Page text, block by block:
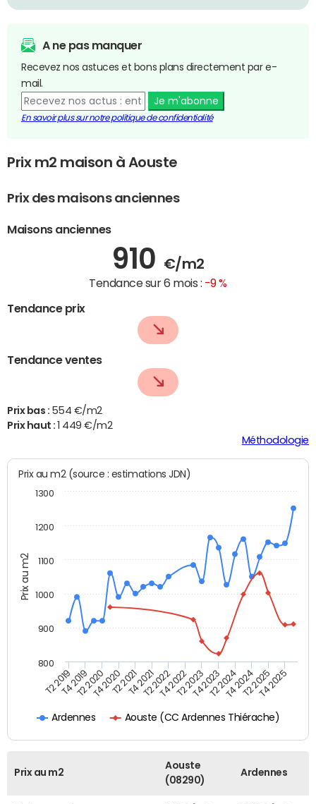
A ne pas manquer
Recevez nos astuces et bons plans directement par e-
mail.
Je m'abonne
En savoir plus sur notre politique de confidentialité
Prix m2 maison à Aouste
Prix des maisons anciennes
Maisons anciennes
910 €/m2
Tendance sur 6 mois : -9 %
Tendance prix
Tendance ventes
Prix bas : 554 €/m2
Prix haut :
1 449 €/m2
Méthodologie
Prix au m2
Prix au m2 (source : estimations JDN)
Ardennes Aouste (CC Ardennes Thiérache)
T2 2019T4 2019T2 2020T4 2020T2 2021T4 2021T2 2022T4 2022T2 2023T4 2023T2 2024T4 2024T2 2025T4 2025
800
900
1000
1100
1200
1300
Prix au m2
Aouste
(08290)
Ardennes